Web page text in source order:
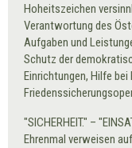
Hoheitszeichen
Verantwortung des
Aufgaben und
Schutz der
Einrichtungen, Hilfe
"SICHERHEIT." –
Ehrenmal verweisen